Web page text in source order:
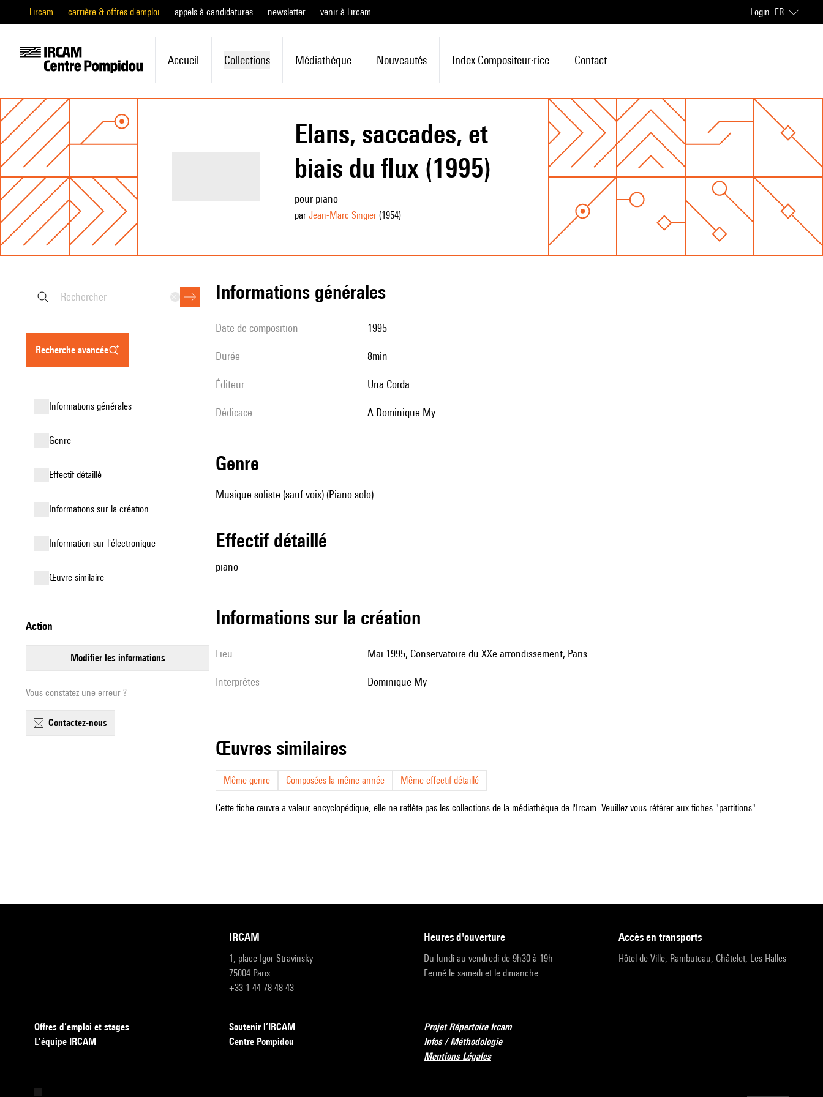
l'ircam carrière & offres d'emploi appels à candidatures newsletter venir à l'ircam Login FR
Accueil Collections Médiathèque Nouveautés Index Compositeur·rice Contact
Elans, saccades, et
biais du flux (1995)
pour piano
par Jean-Marc Singier(1954)
recherche avancée
informations générales
genre
effectif détaillé
informations sur la création
Information sur l'électronique
œuvre similaire
action
modifier les informations
Vous constatez une erreur ?
contactez-nous
informations générales
date de composition 1995
durée 8min
éditeur Una Corda
Dédicace A Dominique My
genre
Musique soliste (sauf voix) (Piano solo)
effectif détaillé
piano
informations sur la création
lieu Mai 1995, Conservatoire du XXe arrondissement, Paris
interprètes Dominique My
œuvres similaires
Même genre Composées la même année Même effectif détaillé
Cette fiche œuvre a valeur encyclopédique, elle ne reflète pas les collections de la médiathèque de l'Ircam. Veuillez vous référer aux fiches "partitions".
IRCAM
1, place Igor-Stravinsky
75004 Paris
+33 1 44 78 48 43
heures d'ouverture
Du lundi au vendredi de 9h30 à 19h
Fermé le samedi et le dimanche
accès en transports
Hôtel de Ville, Rambuteau, Châtelet, Les Halles
Offres d’emploi et stages
L’équipe IRCAM
Soutenir l’IRCAM
Centre Pompidou
Projet Répertoire Ircam
Infos / Méthodologie
Mentions Légales